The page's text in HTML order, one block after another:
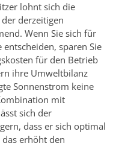
lohnt sich die
derzeitigen
Wenn Sie sich für
sparen Sie
für den Betrieb
ihre Umweltbilanz
Sonnenstrom keine
mit
sich der
dass er sich optimal
erhöht den